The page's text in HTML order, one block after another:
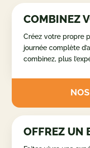
COMBINEZ
journée complète